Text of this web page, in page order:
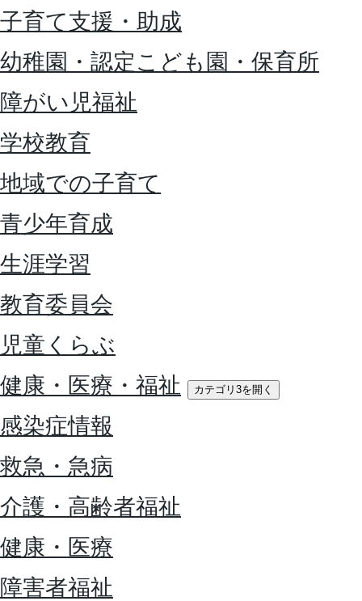
子育て支援・助成
幼稚園・認定こども園・保育所
障がい児福祉
学校教育
地域での子育て
青少年育成
生涯学習
教育委員会
児童くらぶ
健康・医療・福祉
カテゴリ3を開く
感染症情報
救急・急病
介護・高齢者福祉
健康・医療
障害者福祉